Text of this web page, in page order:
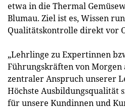
etwa in die Thermal
Blumau. Ziel ist es, Wissen
Qualitätskontrolle direkt vor
„Lehrlinge zu Expertinnen
Führungskräften von Morgen
zentraler Anspruch unserer
Höchste Ausbildungsqualität
für unsere Kundinnen und